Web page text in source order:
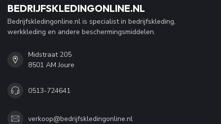
BEDRIJFSKLEDINGONLINE.NL
Bedrijfskledingonline.nl is specialist in bedrijfskleding,
werkkleding en andere beschermingsmiddelen.
Midstraat 205
8501 AM Joure
0513-724641
verkoop@bedrijfskledingonline.nl